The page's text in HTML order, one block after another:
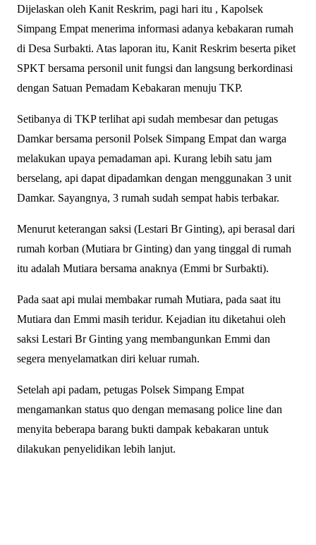
Dijelaskan oleh Kanit Reskrim, pagi hari itu , Kapolsek
Simpang Empat menerima informasi adanya kebakaran rumah
di Desa Surbakti. Atas laporan itu, Kanit Reskrim beserta piket
SPKT bersama personil unit fungsi dan langsung berkordinasi
dengan Satuan Pemadam Kebakaran menuju TKP.
Setibanya di TKP terlihat api sudah membesar dan petugas
Damkar bersama personil Polsek Simpang Empat dan warga
melakukan upaya pemadaman api. Kurang lebih satu jam
berselang, api dapat dipadamkan dengan menggunakan 3 unit
Damkar. Sayangnya, 3 rumah sudah sempat habis terbakar.
Menurut keterangan saksi (Lestari Br Ginting), api berasal dari
rumah korban (Mutiara br Ginting) dan yang tinggal di rumah
itu adalah Mutiara bersama anaknya (Emmi br Surbakti).
Pada saat api mulai membakar rumah Mutiara, pada saat itu
Mutiara dan Emmi masih teridur. Kejadian itu diketahui oleh
saksi Lestari Br Ginting yang membangunkan Emmi dan
segera menyelamatkan diri keluar rumah.
Setelah api padam, petugas Polsek Simpang Empat
mengamankan status quo dengan memasang police line dan
menyita beberapa barang bukti dampak kebakaran untuk
dilakukan penyelidikan lebih lanjut.